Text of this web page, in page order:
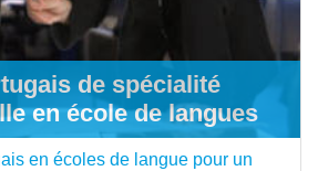
de spécialité
en école de langues
en écoles de langue pour un